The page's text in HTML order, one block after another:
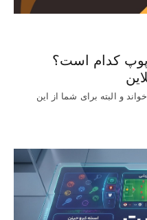
کدام است؟
و البته برای شما از این